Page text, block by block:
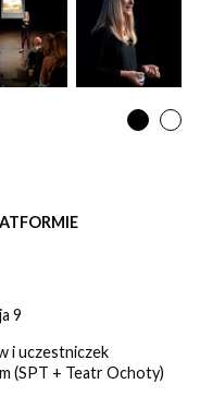
9
i uczestniczek
(SPT + Teatr Ochoty)